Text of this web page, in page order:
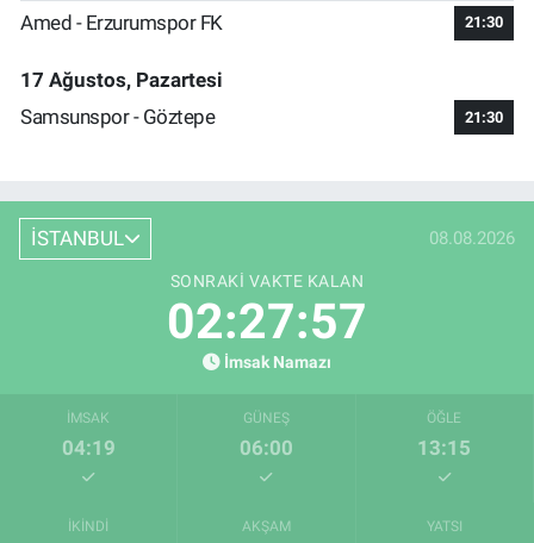
Amed - Erzurumspor FK 21:30
17 Ağustos, Pazartesi
Samsunspor - Göztepe
21:30
İSTANBUL 08.08.2026
SONRAKI VAKTE KALAN
02:27:57
İmsak Namazı
İMSAK
04:19
GÜNEŞ
06:00
ÖĞLE
13:15
İKINDI AKŞAM YATSI